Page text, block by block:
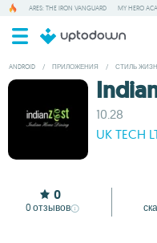
ARES: THE IRON VANGUARD MY HERO
ANDROID / ПРИЛОЖЕНИЯ / СТИЛЬ
10.28
UK TECH
0
0 отзывов